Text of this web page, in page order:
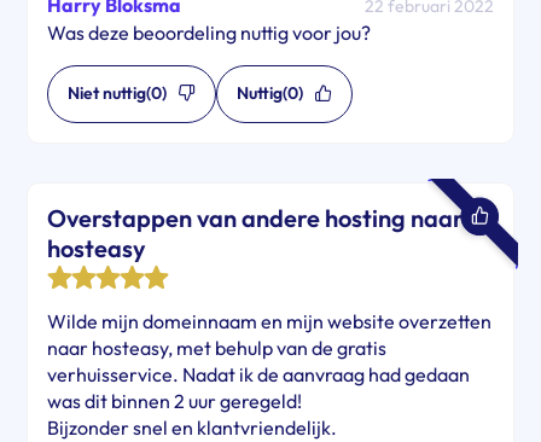
Harry Bloksma 22 februari 2022
Was deze beoordeling nuttig voor jou?
Niet nuttig(0) Nuttig(0)
Overstappen van andere hosting naar
hosteasy
Wilde mijn domeinnaam en mijn website overzetten
naar hosteasy, met behulp van de gratis
verhuisservice. Nadat ik de aanvraag had gedaan
was dit binnen 2 uur geregeld!
Bijzonder snel en klantvriendelijk.